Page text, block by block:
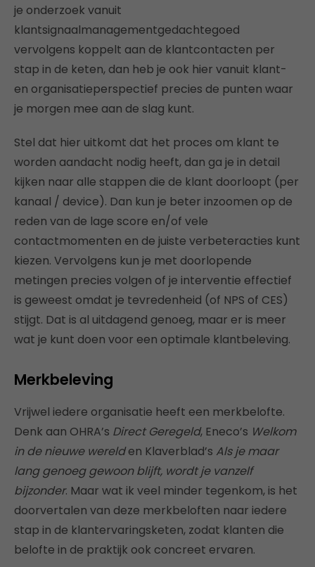
je onderzoek vanuit
klantsignaalmanagementgedachtegoed
vervolgens koppelt aan de klantcontacten per
stap in de keten, dan heb je ook hier vanuit klant-
en organisatieperspectief precies de punten waar
je morgen mee aan de slag kunt.
Stel dat hier uitkomt dat het proces om klant te
worden aandacht nodig heeft, dan ga je in detail
kijken naar alle stappen die de klant doorloopt (per
kanaal / device). Dan kun je beter inzoomen op de
reden van de lage score en/of vele
contactmomenten en de juiste verbeteracties kunt
kiezen. Vervolgens kun je met doorlopende
metingen precies volgen of je interventie effectief
is geweest omdat je tevredenheid (of NPS of CES)
stijgt. Dat is al uitdagend genoeg, maar er is meer
wat je kunt doen voor een optimale klantbeleving.
Merkbeleving
Vrijwel iedere organisatie heeft een merkbelofte.
Denk aan OHRA’s Direct Geregeld, Eneco’s Welkom
in de nieuwe werelden Klaverblad’s Als je maar
lang genoeg gewoon blijft, wordt je vanzelf
bijzonder. Maar wat ik veel minder tegenkom, is het
doorvertalen van deze merkbeloften naar iedere
stap in de klantervaringsketen, zodat klanten die
belofte in de praktijk ook concreet ervaren.